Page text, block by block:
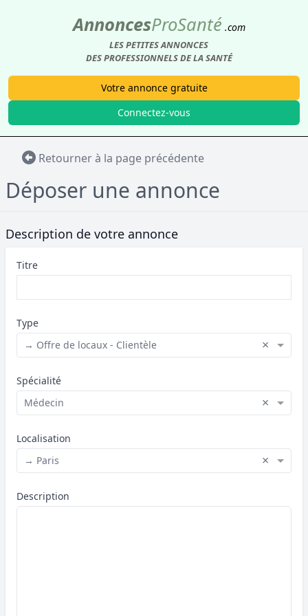
AnnoncesProSanté .com
LES PETITES ANNONCES
DES PROFESSIONNELS DE LA SANTÉ
Votre annonce gratuite
Connectez-vous
Retourner à la page précédente
Déposer une annonce
Description de votre annonce
Titre
Type
→ Offre de locaux - Clientèle
×
Spécialité
Médecin
×
Localisation
→ Paris
×
Description